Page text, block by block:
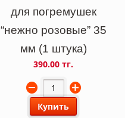
для погремушек
“нежно розовые” 35
мм (1 штука)
390.00 тг.
Купить